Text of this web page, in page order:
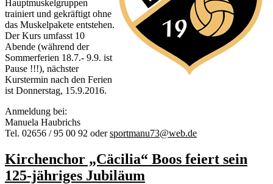
Hauptmuskelgruppen
trainiert und gekräftigt ohne
das Muskelpakete entstehen.
Der Kurs umfasst 10
Abende (während der
Sommerferien 18.7.- 9.9. ist
Pause !!!), nächster
Kurstermin nach den Ferien
ist Donnerstag, 15.9.2016.
Anmeldung bei:
Manuela Haubrichs
Tel. 02656 / 95 00 92 odersportmanu73@web.de
Kirchenchor „Cäcilia“ Boos feiert sein
125-jähriges Jubiläum